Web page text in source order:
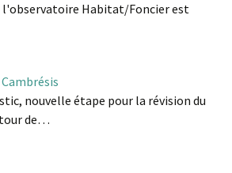
l'observatoire Habitat/Foncier est
nouvelle étape pour la révision du
de…